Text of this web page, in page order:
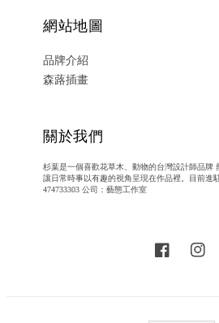
網站地圖
品牌介紹
森蕗插畫
關於我們
杉葉是一個喜歡花草木、動物的台灣設計師品牌
讓日常時事以有趣的視角呈現在作品裡。目前進
474733303 公司：藝態工作室